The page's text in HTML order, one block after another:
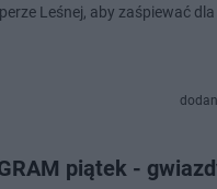
Leśnej, aby zaśpiewać
piątek -